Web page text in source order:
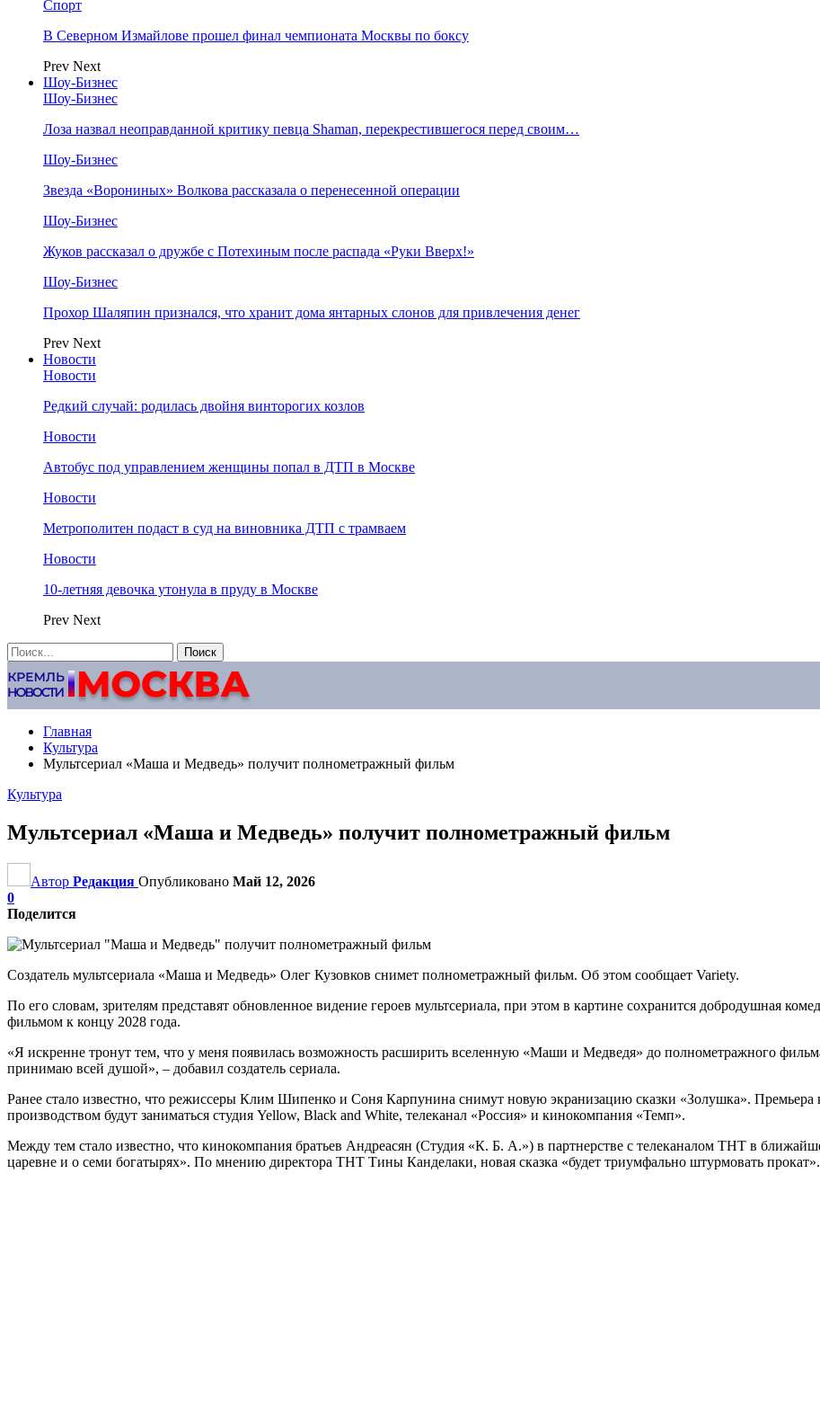
Спорт
В Северном Измайлове прошел финал чемпионата Москвы по боксу
Prev Next
Шоу-Бизнес
Шоу-Бизнес
Лоза назвал неоправданной критику певца Shaman, перекрестившегося перед своим…
Шоу-Бизнес
Звезда «Ворониных» Волкова рассказала о перенесенной операции
Шоу-Бизнес
Жуков рассказал о дружбе с Потехиным после распада «Руки Вверх!»
Шоу-Бизнес
Прохор Шаляпин признался, что хранит дома янтарных слонов для привлечения денег
Prev Next
Новости
Новости
Редкий случай: родилась двойня винторогих козлов
Новости
Автобус под управлением женщины попал в ДТП в Москве
Новости
Метрополитен подаст в суд на виновника ДТП с трамваем
Новости
10-летняя девочка утонула в пруду в Москве
Prev Next
Главная
Культура
Мультсериал «Маша и Медведь» получит полнометражный фильм
Культура
Мультсериал «Маша и Медведь» получит полнометражный фильм
Автор Редакция Опубликовано Май 12, 2026
0
Поделится
Создатель мультсериала «Маша и Медведь» Олег Кузовков снимет полнометражный фильм. Об этом сообщает Variety.
По его словам, зрителям представят обновленное видение героев мультсериала, при этом в картине сохранится добродушная
фильмом к концу 2028 года.
«Я искренне тронут тем, что у меня появилась возможность расширить вселенную «Маши и Медведя» до полнометражного
принимаю всей душой», – добавил создатель сериала.
Ранее стало известно, что режиссеры Клим Шипенко и Соня Карпунина снимут новую экранизацию сказки «Золушка». Премьера
производством будут заниматься студия Yellow, Black and White, телеканал «Россия» и кинокомпания «Темп».
Между тем стало известно, что кинокомпания братьев Андреасян (Студия «К. Б. А.») в партнерстве с телеканалом ТНТ в
царевне и о семи богатырях». По мнению директора ТНТ Тины Канделаки, новая сказка «будет триумфально штурмовать прокат».